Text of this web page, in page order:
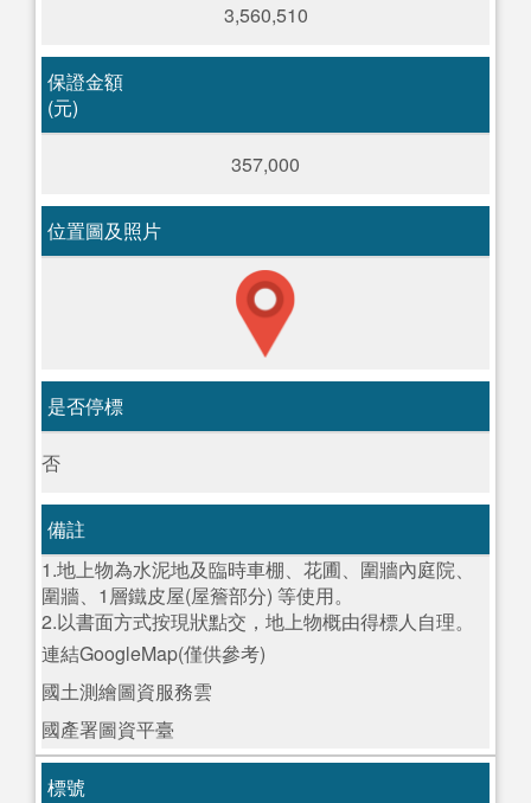
3,560,510
保證金額
(元)
357,000
位置圖及照片
是否停標
否
備註
1.地上物為水泥地及臨時車棚、花圃、圍牆內庭院、
圍牆、1層鐵皮屋(屋簷部分) 等使用。
2.以書面方式按現狀點交，地上物概由得標人自理。
連結GoogleMap(僅供參考)
國土測繪圖資服務雲
國產署圖資平臺
標號